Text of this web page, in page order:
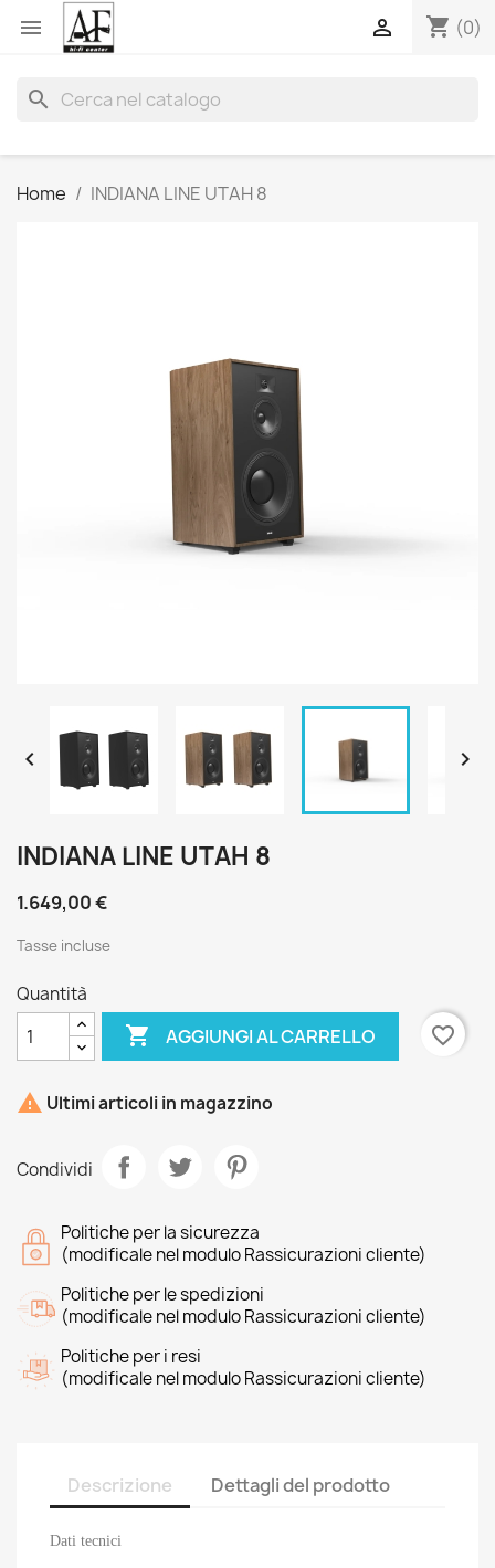
 shopping_cart (0)

search
Home INDIANA LINE UTAH 8
 
INDIANA LINE UTAH 8
1.649,00 €
Tasse incluse
Quantità
 AGGIUNGI AL CARRELLO favorite_border
 Ultimi articoli in magazzino
Condividi
Politiche per la sicurezza
(modificale nel modulo Rassicurazioni cliente)
Politiche per le spedizioni
(modificale nel modulo Rassicurazioni cliente)
Politiche per i resi
(modificale nel modulo Rassicurazioni cliente)
Descrizione Dettagli del prodotto
Dati tecnici